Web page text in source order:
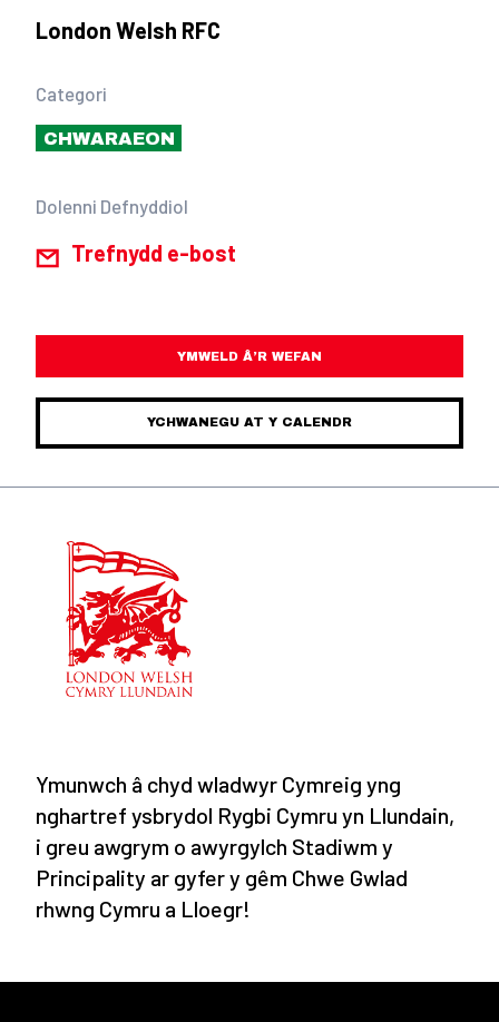
London Welsh RFC
Categori
CHWARAEON
Dolenni Defnyddiol
Trefnydd e-bost
YMWELD Â’R WEFAN
YCHWANEGU AT Y CALENDR
Ymunwch â chyd wladwyr Cymreig yng
nghartref ysbrydol Rygbi Cymru yn Llundain,
i greu awgrym o awyrgylch Stadiwm y
Principality ar gyfer y gêm Chwe Gwlad
rhwng Cymru a Lloegr!